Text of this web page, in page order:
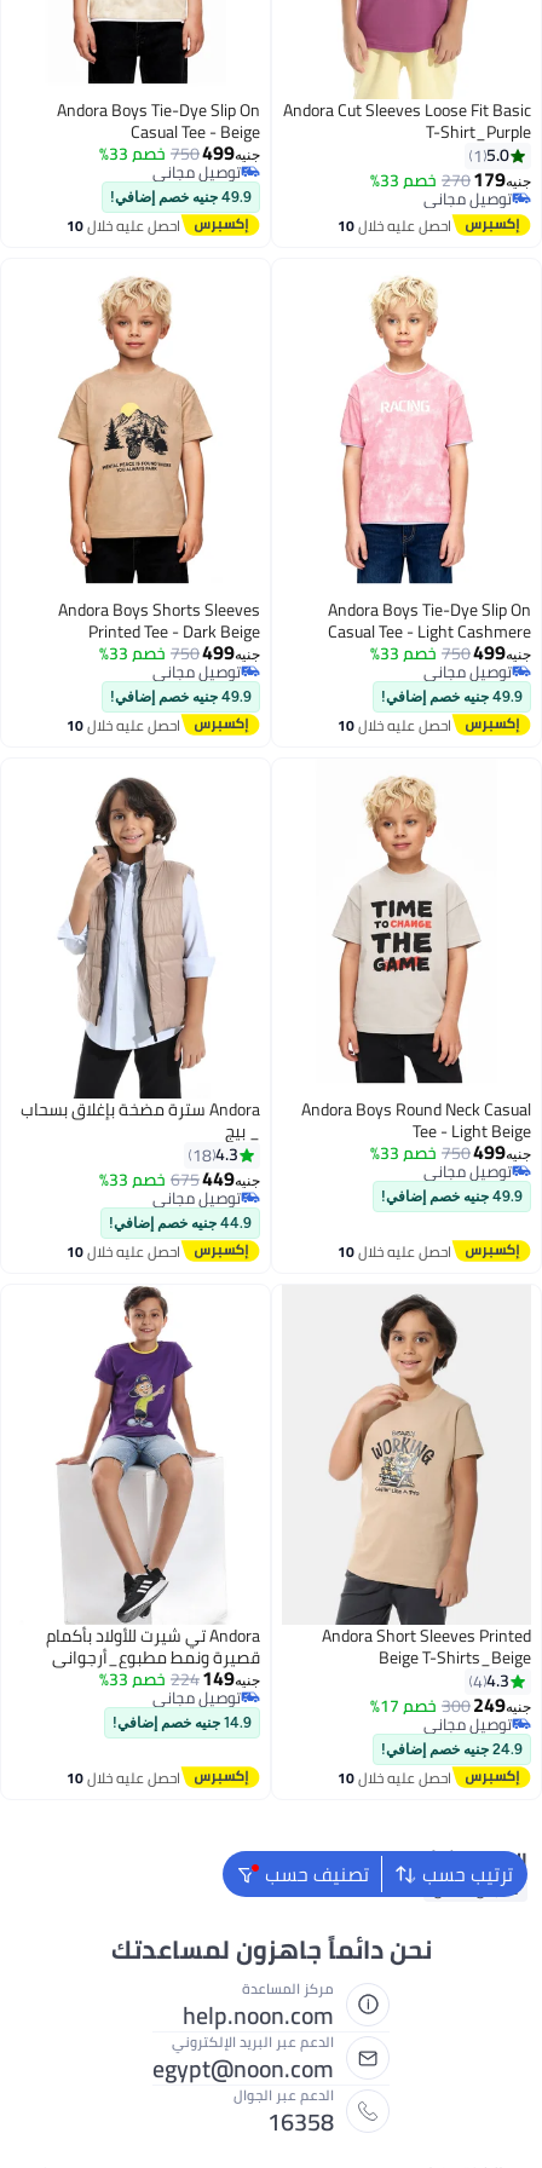
15
Andora Cut Sleeves Loose Fit Basic
T-Shirt_Purple
5.0
1
جنيه179
270 خصم 33%
توصيل مجاني
توصيل مجانياحصل عليه خلال10
6
Andora Boys Tie-Dye Slip On
Casual Tee - Beige
جنيه499
750 خصم 33%
توصيل مجاني
توصيل مجاني
49.9 جنيه خصم إضافي!
احصل عليه خلال10
6
Andora Boys Tie-Dye Slip On
Casual Tee - Light Cashmere
جنيه499
750 خصم 33%
توصيل مجاني
توصيل مجاني
49.9 جنيه خصم إضافي!
احصل عليه خلال10
9
Andora Boys Shorts Sleeves
Printed Tee - Dark Beige
جنيه499
750 خصم 33%
توصيل مجاني
توصيل مجاني
49.9 جنيه خصم إضافي!
احصل عليه خلال10
9
Andora Boys Round Neck Casual
Tee - Light Beige
جنيه499
750 خصم 33%
توصيل مجاني
توصيل مجاني
49.9 جنيه خصم إضافي!
احصل عليه خلال10
Andora سترة مضخة بإغلاق بسحاب
_ بيج
4.3
18
جنيه449
675 خصم 33%
توصيل مجاني
توصيل مجاني
44.9 جنيه خصم إضافي!
احصل عليه خلال10
10
Andora Short Sleeves Printed
Beige T-Shirts_Beige
4.3
4
جنيه249
300 خصم 17%
توصيل مجاني
توصيل مجاني
24.9 جنيه خصم إضافي!
احصل عليه خلال10
8
Andora تي شيرت للأولاد بأكمام
قصيرة ونمط مطبوع_أرجواني
جنيه149
224 خصم 33%
توصيل مجاني
توصيل مجاني
14.9 جنيه خصم إضافي!
احصل عليه خلال10
ترتيب حسب تصنيف حسب البحث الشائع
ملابس اطفال
نحن دائماً جاهزون لمساعدتك
مركز المساعدة
help.noon.com
الدعم عبر البريد الإلكتروني
egypt@noon.com
الدعم عبر الجوال
16358